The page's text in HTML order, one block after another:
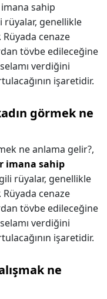
sahip
rüyalar, genellikle
Rüyada cenaze
tövbe edileceğine
verdiğini
işaretidir.
görmek ne
ne anlama gelir?,
imana sahip
rüyalar, genellikle
Rüyada cenaze
tövbe edileceğine
verdiğini
işaretidir.
ne